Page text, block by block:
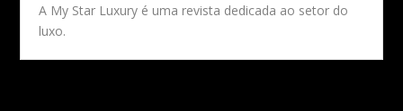
A My Star Luxury é uma revista dedicada ao setor do
luxo.